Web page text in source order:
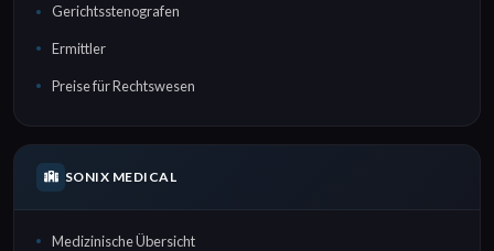
Gerichtsstenografen
Ermittler
Preise für Rechtswesen
SONIX MEDICAL
Medizinische Übersicht